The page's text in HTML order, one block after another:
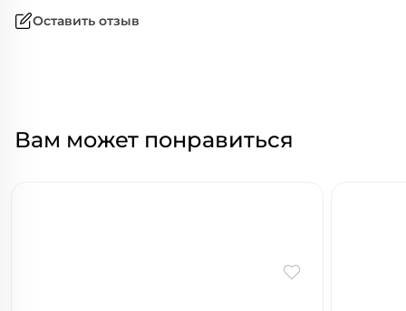
Оставить отзыв
Вам может понравиться